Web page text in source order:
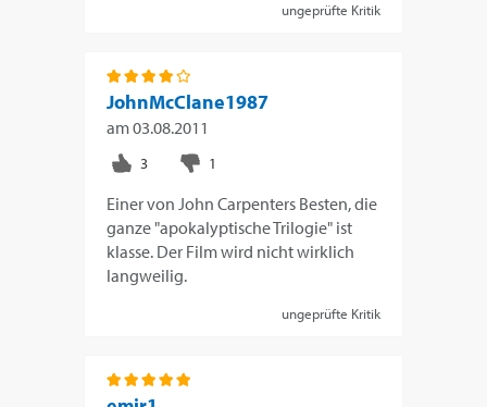
ungeprüfte Kritik
JohnMcClane1987
am03.08.2011
Einer von John Carpenters Besten, die
ganze "apokalyptische Trilogie" ist
klasse. Der Film wird nicht wirklich
langweilig.
ungeprüfte Kritik